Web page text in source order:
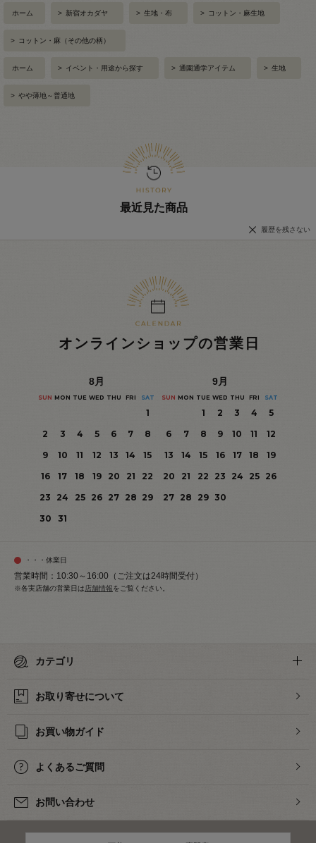
ホーム > 新宿オカダヤ > 生地・布 > コットン・麻生地
> コットン・麻（その他の柄）
ホーム > イベント・用途から探す > 通園通学アイテム > 生地
> やや薄地～普通地
最近見た商品
履歴を残さない
オンラインショップの営業日
8月
SUN MON TUE WED THU FRI SAT
1
2
3 4 5 6 7
8
9
10 11 12 13 14
15
16
17 18 19 20 21
22
23
24 25 26 27 28 29
30
31
9月
SUN MON TUE WED THU FRI SAT
1 2 3 4
5
6
7 8 9 10 11
12
13
14 15 16 17 18
19
20
21 22 23 24 25
26
27 28 29 30
・・・休業日
営業時間：10:30～16:00（ご注文は24時間受付）
※各実店舗の営業日は 店舗情報をご覧ください。
カテゴリ
お取り寄せについて
お買い物ガイド
よくあるご質問
お問い合わせ